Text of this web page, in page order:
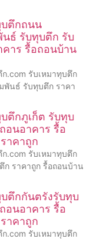
บตึกถนน
นธ์ รับทุบตึก รับ
าร รื้อถอนบ้าน
.com รับเหมาทุบตึก
พันธ์ รับทุบตึก ราคา
ตึกภูเก็ต รับทุบ
อนอาคาร รื้อ
าคาถูก
.com รับเหมาทุบตึก
ก ราคาถูก รื้อถอนบ้าน
บตึกกันตรังรับทุบ
อนอาคาร รื้อ
าคาถูก
.com รับเหมาทุบตึก